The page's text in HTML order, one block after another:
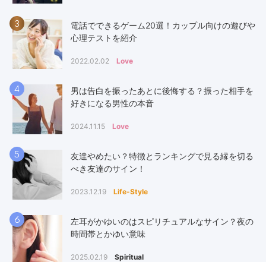
3
電話でできるゲーム20選！カップル向けの遊びや
心理テストを紹介
2022.02.02 Love
4
男は告白を振ったあとに後悔する？振った相手を
好きになる男性の本音
2024.11.15 Love
5
友達やめたい？特徴とランキングで見る縁を切る
べき友達のサイン！
2023.12.19 Life-Style
6
左耳がかゆいのはスピリチュアルなサイン？夜の
時間帯とかゆい意味
2025.02.19 Spiritual